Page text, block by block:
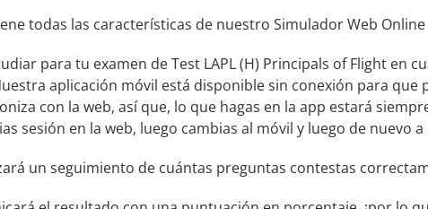
todas las características de nuestro Simulador Web Online
para tu examen de Test LAPL (H) Principals of Flight en
aplicación móvil está disponible sin conexión para
con la web, así que, lo que hagas en la app estará
sesión en la web, luego cambias al móvil y luego de nuevo
un seguimiento de cuántas preguntas contestas